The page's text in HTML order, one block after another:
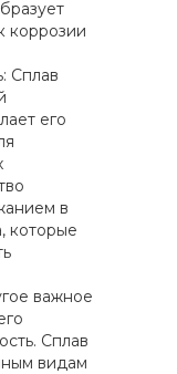
коррозии
Сплав
его
в
которые
важное
Сплав
видам